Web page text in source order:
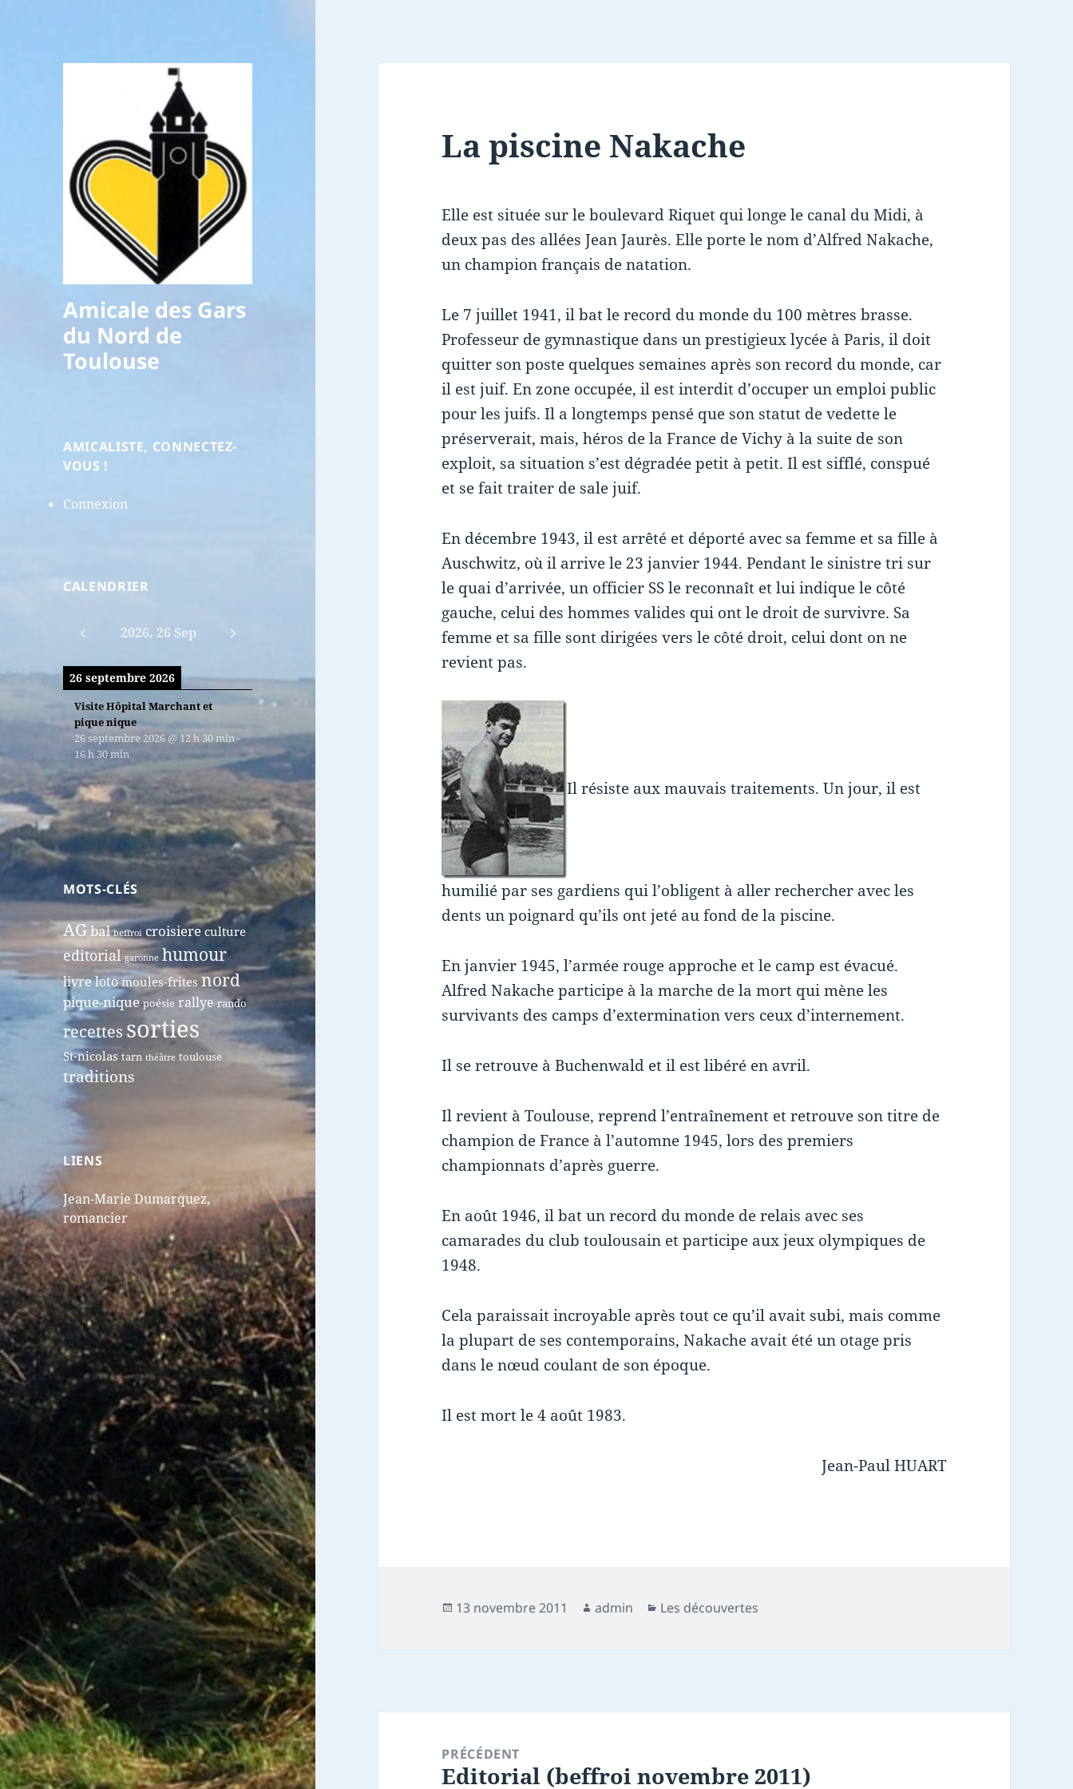
Amicale des Gars
du Nord de
Toulouse
AMICALISTE, CONNECTEZ-
VOUS !
Connexion
CALENDRIER
2026, 26 Sep
26 septembre 2026
Visite Hôpital Marchant et
pique nique
26 septembre 2026 @ 12 h 30 min-
16 h 30 min
MOTS-CLÉS
AGbal beffroi croisiereculture
editorial garonne humour
livrelotomoules-frites nord
pique-nique poésie rallye rando
recettes sorties
St-nicolas tarn théâtre toulouse
traditions
LIENS
Jean-Marie Dumarquez,
romancier
La piscine Nakache
Elle est située sur le boulevard Riquet qui longe le canal du Midi, à
deux pas des allées Jean Jaurès. Elle porte le nom d’Alfred Nakache,
un champion français de natation.
Le 7 juillet 1941, il bat le record du monde du 100 mètres brasse.
Professeur de gymnastique dans un prestigieux lycée à Paris, il doit
quitter son poste quelques semaines après son record du monde, car
il est juif. En zone occupée, il est interdit d’occuper un emploi public
pour les juifs. Il a longtemps pensé que son statut de vedette le
préserverait, mais, héros de la France de Vichy à la suite de son
exploit, sa situation s’est dégradée petit à petit. Il est sifflé, conspué
et se fait traiter de sale juif.
En décembre 1943, il est arrêté et déporté avec sa femme et sa fille à
Auschwitz, où il arrive le 23 janvier 1944. Pendant le sinistre tri sur
le quai d’arrivée, un officier SS le reconnaît et lui indique le côté
gauche, celui des hommes valides qui ont le droit de survivre. Sa
femme et sa fille sont dirigées vers le côté droit, celui dont on ne
revient pas.
Il résiste aux mauvais traitements. Un jour, il est
humilié par ses gardiens qui l’obligent à aller rechercher avec les
dents un poignard qu’ils ont jeté au fond de la piscine.
En janvier 1945, l’armée rouge approche et le camp est évacué.
Alfred Nakache participe à la marche de la mort qui mène les
survivants des camps d’extermination vers ceux d’internement.
Il se retrouve à Buchenwald et il est libéré en avril.
Il revient à Toulouse, reprend l’entraînement et retrouve son titre de
champion de France à l’automne 1945, lors des premiers
championnats d’après guerre.
En août 1946, il bat un record du monde de relais avec ses
camarades du club toulousain et participe aux jeux olympiques de
1948.
Cela paraissait incroyable après tout ce qu’il avait subi, mais comme
la plupart de ses contemporains, Nakache avait été un otage pris
dans le nœud coulant de son époque.
Il est mort le 4 août 1983.
Jean-Paul HUART
Publié
13 novembre 2011 Auteur
admin Catégories
Les découvertes
PRÉCÉDENT
Article
Editorial (beffroi novembre 2011)